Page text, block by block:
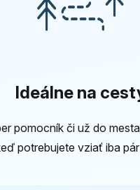
Ideálne na
pomocník či už do
potrebujete vziať iba